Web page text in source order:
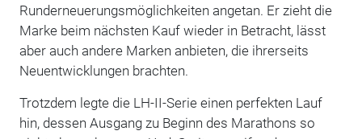
Runderneuerungsmöglichkeiten angetan. Er zieht die
Marke beim nächsten Kauf wieder in Betracht, lässt
aber auch andere Marken anbieten, die ihrerseits
Neuentwicklungen brachten.
Trotzdem legte die LH-II-Serie einen perfekten Lauf
hin, dessen Ausgang zu Beginn des Marathons so